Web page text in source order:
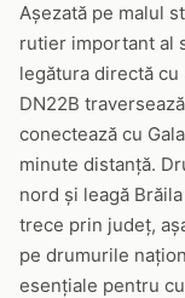
Așezată pe malul
rutier important al
legătura directă
DN22B
conectează cu
minute distanță.
nord și leagă
trece prin județ,
pe drumurile
esențiale pentru